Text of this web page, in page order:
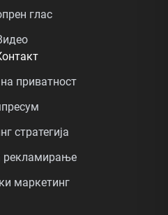
глас
приватност
стратегија
рекламирање
маркетинг